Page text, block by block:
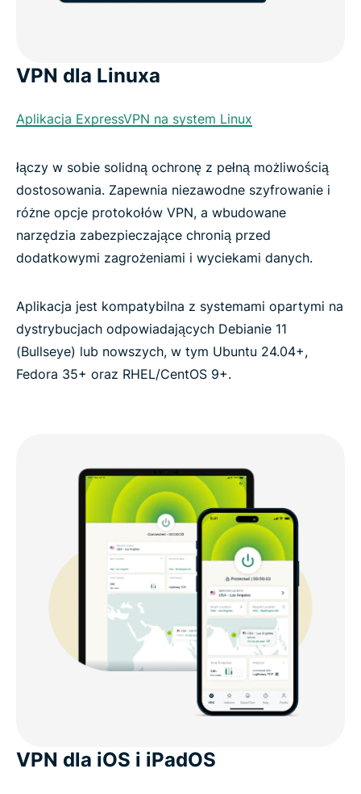
VPN dla Linuxa
Aplikacja ExpressVPN na system Linux
łączy w sobie solidną ochronę z pełną możliwością
dostosowania. Zapewnia niezawodne szyfrowanie i
różne opcje protokołów VPN, a wbudowane
narzędzia zabezpieczające chronią przed
dodatkowymi zagrożeniami i wyciekami danych.
Aplikacja jest kompatybilna z systemami opartymi na
dystrybucjach odpowiadających Debianie 11
(Bullseye) lub nowszych, w tym Ubuntu 24.04+,
Fedora 35+ oraz RHEL/CentOS 9+.
VPN dla iOS i iPadOS